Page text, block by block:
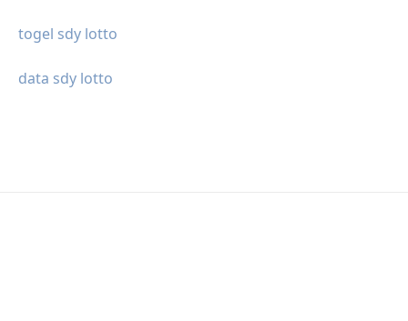
togel sdy lotto
data sdy lotto